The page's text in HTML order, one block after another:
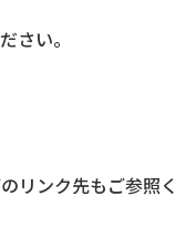
さい。
リンク先もご参照く